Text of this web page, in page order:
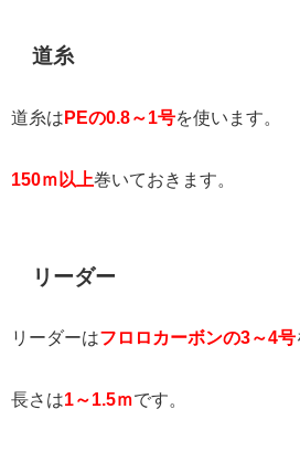
道糸
道糸はPEの0.8～1号を使います。
150ｍ以上巻いておきます。
リーダー
リーダーはフロロカーボンの3～4号
長さは1～1.5ｍです。